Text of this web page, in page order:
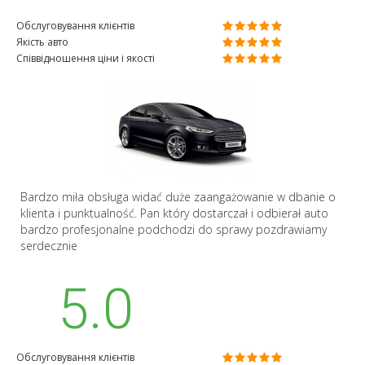
Обслуговування клієнтів
Якість авто
Співвідношення ціни і якості
Bardzo miła obsługa widać duże zaangażowanie w dbanie o
klienta i punktualność. Pan który dostarczał i odbierał auto
bardzo profesjonalne podchodzi do sprawy pozdrawiamy
serdecznie
5.0
Обслуговування клієнтів